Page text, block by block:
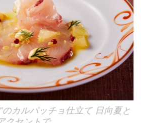
のカルパッチョ仕立て 日向夏と